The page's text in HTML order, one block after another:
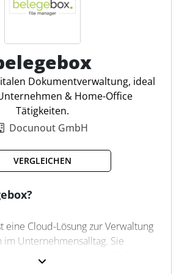
bei der Skalierung
Ressourcen
und Compliance
IT-System
Mails
Budgetkontrolle
Dokumentverwaltung, ideal
& Home-Office
Tätigkeiten.
Docunout GmbH
VERGLEICHEN
eine Cloud-Lösung zur Verwaltung
im Unternehmensalltag. Sie